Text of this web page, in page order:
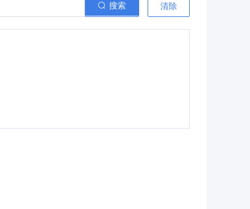
搜索 清除